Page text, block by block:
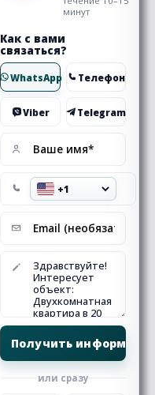
минут
Как с вами
связаться?
WhatsApp Телефон
Viber Telegram
или сразу